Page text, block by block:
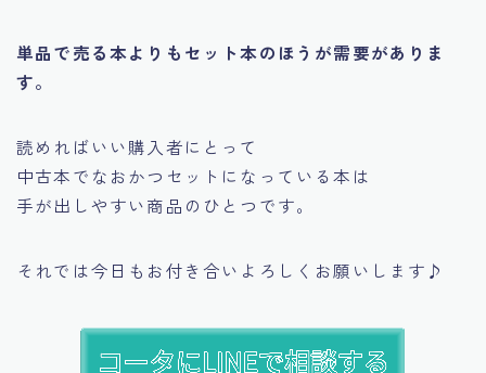
単品で売る本よりもセット本のほうが需要がありま
す。
読めればいい購入者にとって
中古本でなおかつセットになっている本は
手が出しやすい商品のひとつです。
それでは今日もお付き合いよろしくお願いします♪